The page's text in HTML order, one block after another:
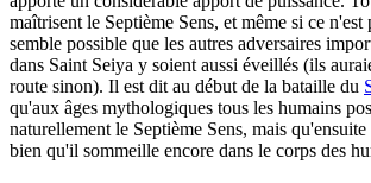
maîtrisent le Septième Sens, et même si ce
semble possible que les autres adversaires
dans Saint Seiya y soient aussi éveillés (ils
route sinon). Il est dit au début de la bataille du
qu'aux âges mythologiques tous les humains
naturellement le Septième Sens, mais
bien qu'il sommeille encore dans le corps des